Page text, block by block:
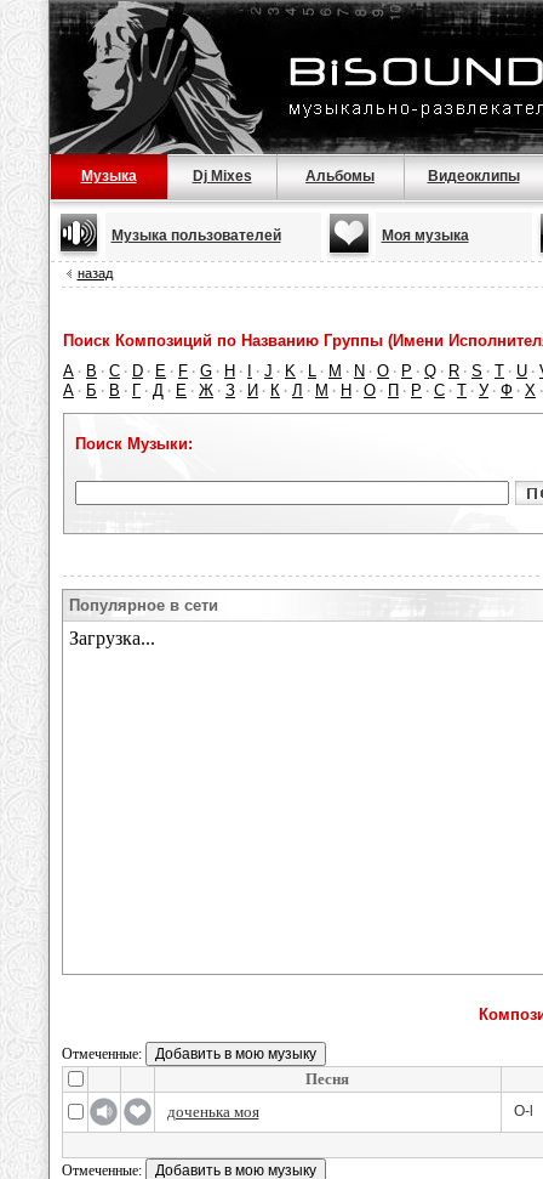
Музыка Dj Mixes Альбомы Видеоклипы
Музыка пользователей Моя музыка
назад
Поиск Композиций по Названию Группы (Имени
A · B · C · D · E · F · G · H · · J · K · L · M · N · O · P · Q · R · S · T · U ·
А · Б · В · Г · Д · Е · Ж · З · И · К · Л · М · Н · О · П · Р · С · Т · У · Ф · Х
Поиск Музыки:
Популярное в сети
Отмеченные:
Песня
доченька моя
O-l
Отмеченные: